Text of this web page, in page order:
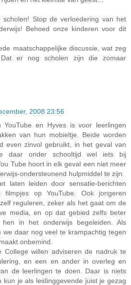
scholen! Stop de verloedering van het
Behoed onze kinderen voor dit
maatschappelijke discussie, wat zeg
Dat er nog scholen zijn die zomaar
2008 23:56
YouTube en Hyves is voor leerlingen
van hun mobieltje. Beide worden
even zinvol gebruikt, in het geval van
daar onder schooltijd wel iets bij
Tube hoort in elk geval een niet meer
ondersteunend hulpmiddel te zijn.
laten leiden door sensatie-berichten
filmpjes op YouTube. Ook jongeren
reguleren, zeker als het gaat om de
media, en op dat gebied zelfs beter
in het onderwijs begeleiden. Als
we daar nog veel te krampachtig tegen
onbemind.
College willen adviseren de nadruk te
en een en ander in overleg en
de leerlingen te doen. Daar is niets
kun je als leidinggevende juist je gezag